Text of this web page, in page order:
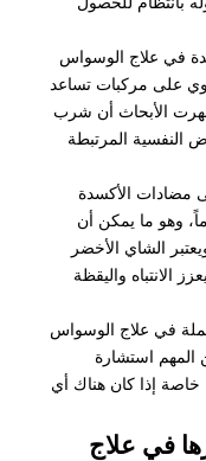
في علاج الوسواس
على مركبات تساعد
الأبحاث أن شرب
النفسية المرتبطة
مضادات الأكسدة
وهو ما يمكن أن
الشاي الأخضر
الانتباه واليقظة
في علاج الوسواس
المهم استشارة
خاصة إذا كان هناك أي
في علاج